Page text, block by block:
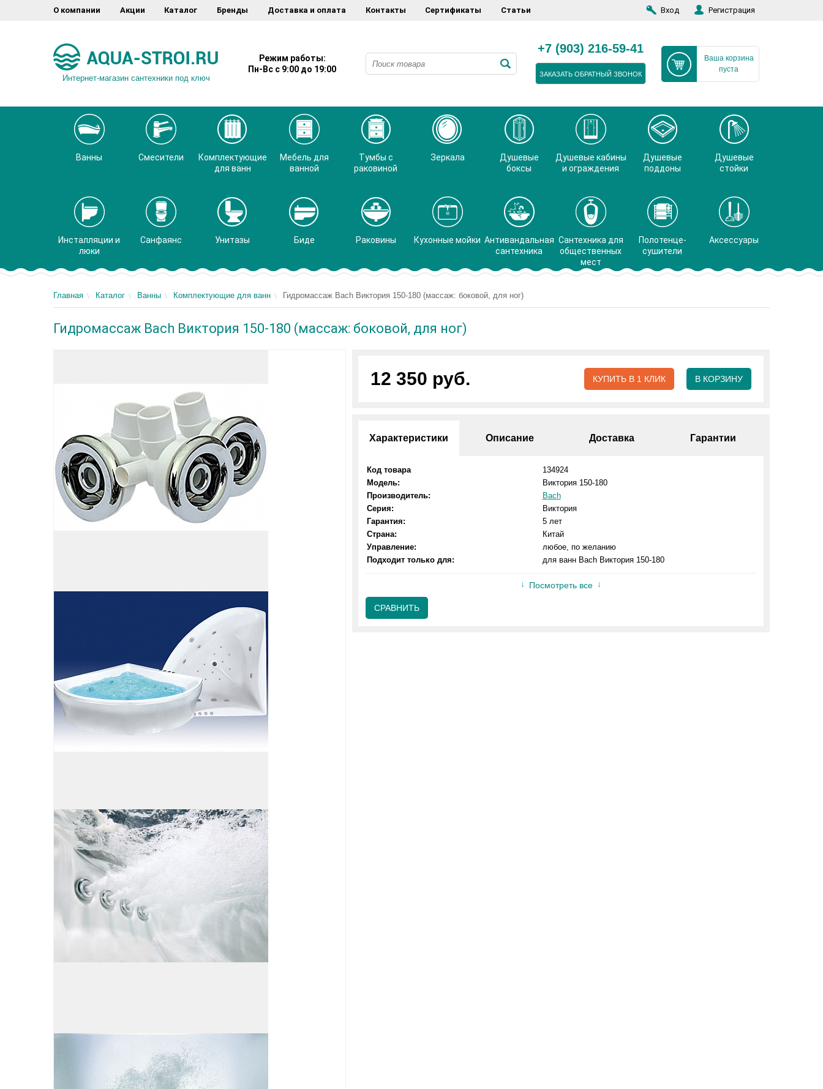
О компании Акции Каталог Бренды Доставка и оплата Контакты Сертификаты Статьи Вход Регистрация
Интернет-магазин сантехники под ключ
Режим работы:
Пн-Вс с 9:00 до 19:00
+7 (903) 216-59-41
ЗАКАЗАТЬ ОБРАТНЫЙ ЗВОНОК
Ваша корзина
пуста
Ванны Смесители
Комплектующие
для ванн
Мебель для
ванной
Тумбы с
раковиной
Зеркала
Душевые
боксы
Душевые кабины
и ограждения
Душевые
поддоны
Душевые
стойки
Инсталляции и
люки
Санфаянс Унитазы Биде Раковины Кухонные мойки Антивандальная
сантехника
Сантехника для
общественных
мест
Полотенце-
сушители
Аксессуары
Главная Каталог Ванны Комплектующие для ванн Гидромассаж Bach Виктория 150-180 (массаж: боковой, для ног)
Гидромассаж Bach Виктория 150-180 (массаж: боковой, для ног)
12 350 руб. КУПИТЬ В 1 КЛИК В КОРЗИНУ
Характеристики Описание Доставка Гарантии
Код товара
134924
Модель:
Виктория 150-180
Производитель:
Bach
Серия:
Виктория
Гарантия:
5 лет
Страна:
Китай
Управление:
любое, по желанию
Подходит только для:
для ванн Bach Виктория 150-180
Посмотреть все
СРАВНИТЬ